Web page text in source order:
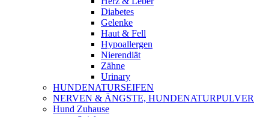
Diabetes
Gelenke
Haut & Fell
Hypoallergen
Nierendiät
Zähne
Urinary
HUNDENATURSEIFEN
NERVEN & ÄNGSTE, HUNDENATURPULVER
Hund Zuhause